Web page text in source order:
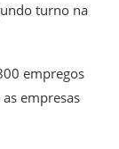
turno na
empregos
empresas